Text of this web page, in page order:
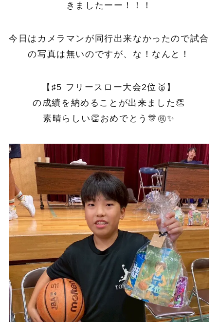
きましたーー！！！
今日はカメラマンが同行出来なかったので試合
の写真は無いのですが、な！なんと！
【♯5 フリースロー大会2位🥈】
の成績を納めることが出来ました👏
素晴らしい👏おめでとう🎊㊗️✨